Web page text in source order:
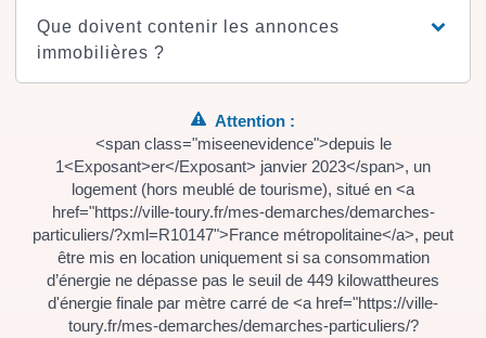
Que doivent contenir les annonces
immobilières ?
Attention :
<span class="miseenevidence">depuis le
1<Exposant>er</Exposant> janvier 2023</span>, un
logement (hors meublé de tourisme), situé en <a
href="https://ville-toury.fr/mes-demarches/demarches-
particuliers/?xml=R10147">France métropolitaine</a>, peut
être mis en location uniquement si sa consommation
d’énergie ne dépasse pas le seuil de 449 kilowattheures
d'énergie finale par mètre carré de <a href="https://ville-
toury.fr/mes-demarches/demarches-particuliers/?